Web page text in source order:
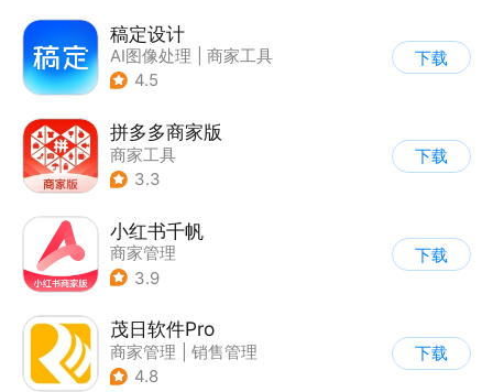
稿定设计
AI图像处理
商家工具
4.5
下载
拼多多商家版
商家工具
3.3
下载
小红书千帆
商家管理
3.9
下载
茂日软件Pro
商家管理
销售管理
4.8
下载